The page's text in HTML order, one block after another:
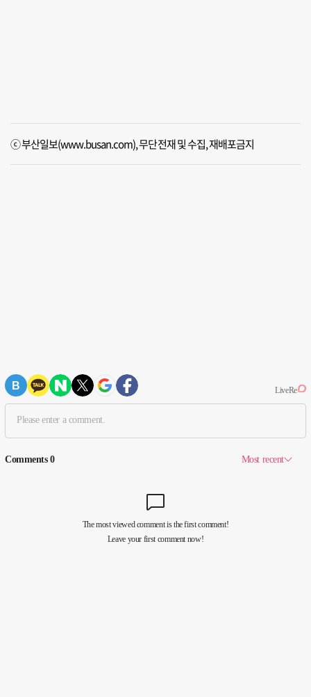
ⓒ 부산일보(www.busan.com), 무단전재 및 수집, 재배포금지